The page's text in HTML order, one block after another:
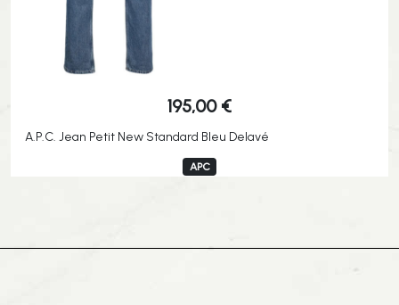
195,00 €
A.P.C. Jean Petit New Standard Bleu Delavé
APC